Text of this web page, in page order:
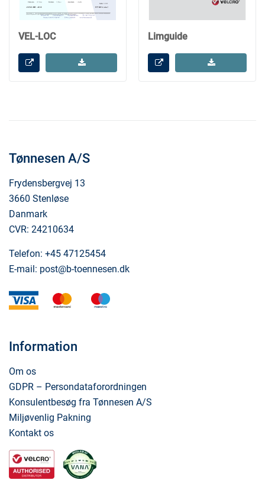
VEL-LOC Limguide
Tønnesen A/S
Frydensbergvej 13
3660 Stenløse
Danmark
CVR: 24210634
Telefon: +45 47125454
E-mail: post@b-toennesen.dk
visa mastercard
Information
Om os
GDPR – Persondataforordningen
Konsulentbesøg fra Tønnesen A/S
Miljøvenlig Pakning
Kontakt os